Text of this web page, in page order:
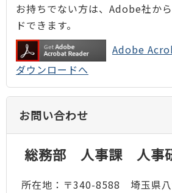
お持ちでない方は、Adobe社か
ドできます。
Adobe
ダウンロードへ
お問い合わせ
総務部 人事課 人事
所在地：〒340-8588 埼玉県八